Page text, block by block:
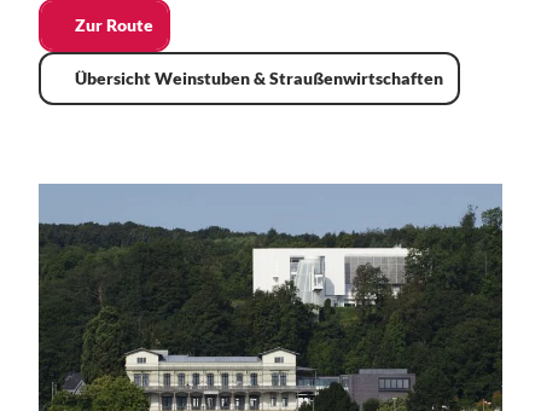
Zur Route
Übersicht Weinstuben & Straußenwirtschaften